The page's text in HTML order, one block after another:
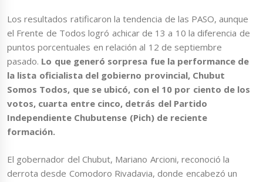
Los resultados ratificaron la tendencia de las PASO, aunque
el Frente de Todos logró achicar de 13 a 10 la diferencia de
puntos porcentuales en relación al 12 de septiembre
pasado. Lo que generó sorpresa fue la performance de
la lista oficialista del gobierno provincial, Chubut
Somos Todos, que se ubicó, con el 10 por ciento de los
votos, cuarta entre cinco, detrás del Partido
Independiente Chubutense (Pich) de reciente
formación.
El gobernador del Chubut, Mariano Arcioni, reconoció la
derrota desde Comodoro Rivadavia, donde encabezó un